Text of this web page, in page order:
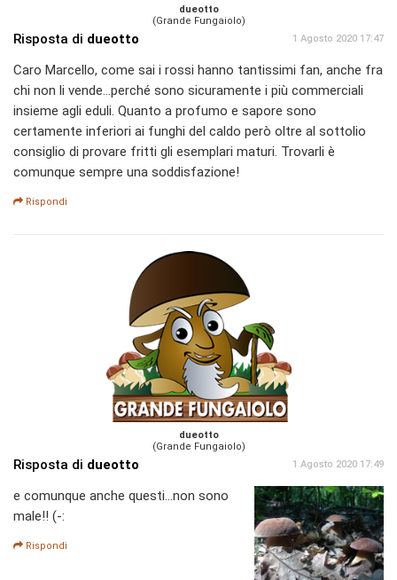
dueotto
(Grande Fungaiolo)
Risposta di dueotto 1 Agosto 2020 17:47
Caro Marcello, come sai i rossi hanno tantissimi fan, anche fra
chi non li vende...perché sono sicuramente i più commerciali
insieme agli eduli. Quanto a profumo e sapore sono
certamente inferiori ai funghi del caldo però oltre al sottolio
consiglio di provare fritti gli esemplari maturi. Trovarli è
comunque sempre una soddisfazione!
Rispondi
dueotto
(Grande Fungaiolo)
Risposta di dueotto 1 Agosto 2020 17:49
e comunque anche questi...non sono
male!! (-:
Rispondi